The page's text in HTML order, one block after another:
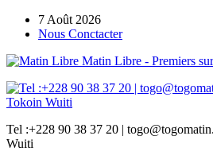
7 Août 2026
Nous Conctacter
Matin Libre - Premiers
Tel :+228 90 38 37 20 |
Wuiti